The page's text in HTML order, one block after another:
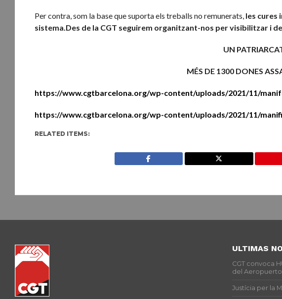
Per contra, som la base que suporta els treballs no remunerats, les cures
sistema.Des de la CGT seguirem organitzant-nos per visibilitzar i
UN
MÉS DE 1300 DONES
https://www.cgtbarcelona.org/wp-content/uploads/2021/11/
https://www.cgtbarcelona.org/wp-content/uploads/2021/11/
RELATED ITEMS:
ULTIMAS
CGT convoca
del
Justícia per la